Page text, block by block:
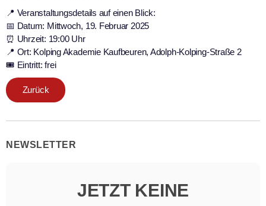
📍 Veranstaltungsdetails auf einen Blick:
📅 Datum: Mittwoch, 19. Februar 2025
⏰ Uhrzeit: 19:00 Uhr
📍 Ort: Kolping Akademie Kaufbeuren, Adolph-Kolping-Straße 2
🎟 Eintritt: frei
Zurück
NEWSLETTER
JETZT KEINE